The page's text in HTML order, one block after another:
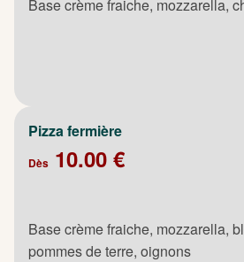
Base crème fraiche, mozzarella,
Pizza fermière
Dès 10.00 €
Base crème fraiche, mozzarella,
pommes de terre, oignons